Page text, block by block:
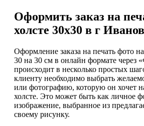
Оформить заказ на
холсте 30х30 в г
Оформление заказа на печать фото
30 на 30 см в онлайн формате через
происходит в несколько простых
клиенту необходимо выбрать
или фотографию, которую он хочет
холсте. Это может быть как личное
изображение, выбранное из
своему рисунку.